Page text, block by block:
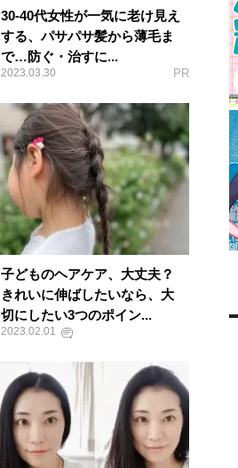
30-40代女性が一気に老け見え
する、パサパサ髪から薄毛ま
で…防ぐ・治すに...
2023.03.30 PR
子どものヘアケア、大丈夫？
きれいに伸ばしたいなら、大
切にしたい3つのポイン...
2023.02.01